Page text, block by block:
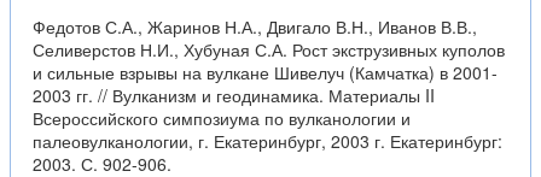
Федотов С.А., Жаринов Н.А., Двигало В.Н., Иванов В.В.,
Селиверстов Н.И., Хубуная С.А. Рост экструзивных куполов
и сильные взрывы на вулкане Шивелуч (Камчатка) в 2001-
2003 гг. // Вулканизм и геодинамика. Материалы II
Всероссийского симпозиума по вулканологии и
палеовулканологии, г. Екатеринбург, 2003 г. Екатеринбург:
2003. С. 902-906.